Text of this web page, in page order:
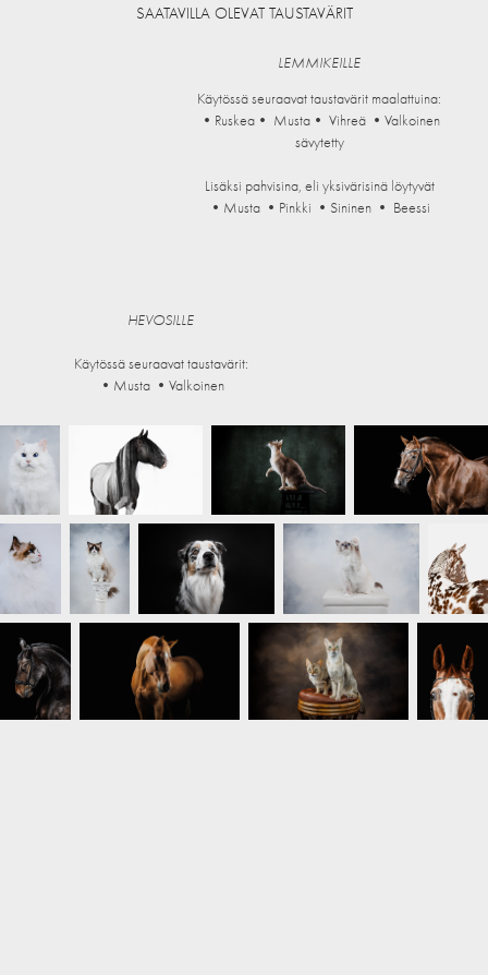
SAATAVILLA OLEVAT TAUSTAVÄRIT
LEMMIKEILLE
Käytössä seuraavat taustavärit maalattuina:
•Ruskea• Musta• Vihreä •Valkoinen
sävytetty
Lisäksi pahvisina, eli yksivärisinä löytyvät
•Musta •Pinkki •Sininen • Beessi
HEVOSILLE
Käytössä seuraavat taustavärit:
•Musta •Valkoinen